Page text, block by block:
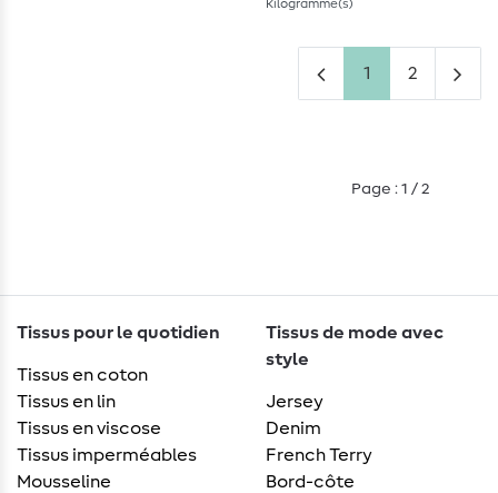
Kilogramme(s)
1 2
Page : 1 / 2
Tissus pour le quotidien
Tissus en coton
Tissus en lin
Tissus en viscose
Tissus imperméables
Mousseline
Tissus de mode avec
style
Jersey
Denim
French Terry
Bord-côte